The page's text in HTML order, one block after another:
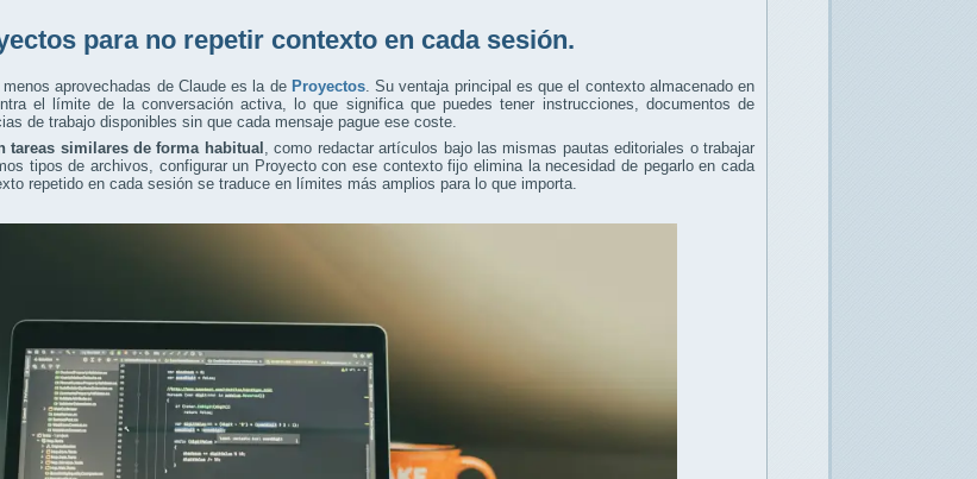
para no repetir contexto en cada sesión.
aprovechadas de Claude es la de Proyectos. Su ventaja principal es que el contexto almacenado en
el límite de la conversación activa, lo que significa que puedes tener instrucciones, documentos de
de trabajo disponibles sin que cada mensaje pague ese coste.
tareas similares de forma habitual
, como redactar artículos bajo las mismas pautas editoriales o trabajar
tipos de archivos, configurar un Proyecto con ese contexto fijo elimina la necesidad de pegarlo en cada
repetido en cada sesión se traduce en límites más amplios para lo que importa.